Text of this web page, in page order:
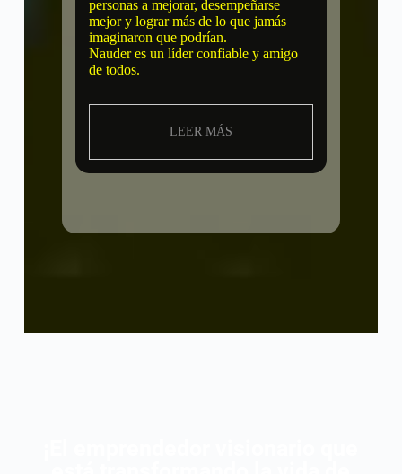
personas a mejorar, desempeñarse
mejor y lograr más de lo que jamás
imaginaron que podrían.
Nauder es un líder confiable y amigo
de todos.
LEER MÁS